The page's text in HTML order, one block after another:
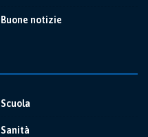
Buone notizie
Scuola
Sanità